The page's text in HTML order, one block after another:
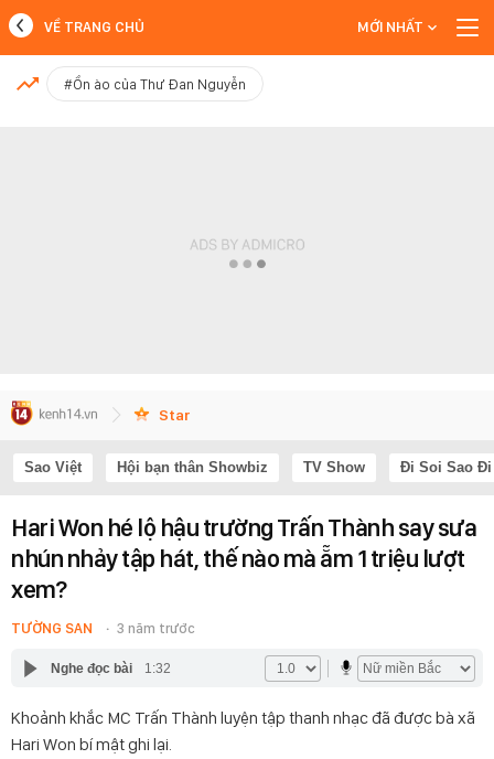
MỚI NHẤT
VỀ TRANG CHỦ MỚI NHẤT
#Ồn ào của Thư Đan Nguyễn
Star
Sao Việt Hội bạn thân Showbiz TV Show Đi Soi Sao Đi
Hari Won hé lộ hậu trường Trấn Thành say sưa
nhún nhảy tập hát, thế nào mà ẵm 1 triệu lượt
xem?
TƯỜNG SAN 3 năm trước
Nghe đọc bài 1:32
Khoảnh khắc MC Trấn Thành luyện tập thanh nhạc đã được bà xã
Hari Won bí mật ghi lại.